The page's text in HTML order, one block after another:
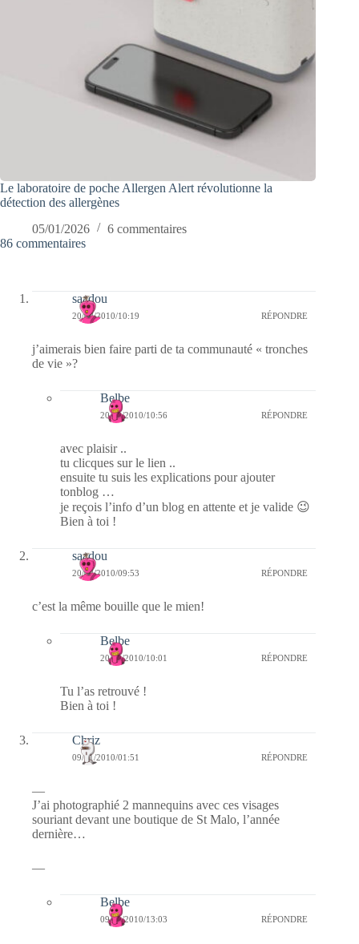
Le laboratoire de poche Allergen Alert révolutionne la
détection des allergènes
05/01/2026
6 commentaires
86 commentaires
saadou
20/02/2010/10:19 RÉPONDRE
j’aimerais bien faire parti de ta communauté « tronches
de vie »?
Belbe
20/02/2010/10:56 RÉPONDRE
avec plaisir ..
tu clicques sur le lien ..
ensuite tu suis les explications pour ajouter
tonblog …
je reçois l’info d’un blog en attente et je valide 😉
Bien à toi !
saadou
20/02/2010/09:53 RÉPONDRE
c’est la même bouille que le mien!
Belbe
20/02/2010/10:01 RÉPONDRE
Tu l’as retrouvé !
Bien à toi !
Chriz
09/01/2010/01:51 RÉPONDRE
—
J’ai photographié 2 mannequins avec ces visages
souriant devant une boutique de St Malo, l’année
dernière…
—
Belbe
09/01/2010/13:03 RÉPONDRE